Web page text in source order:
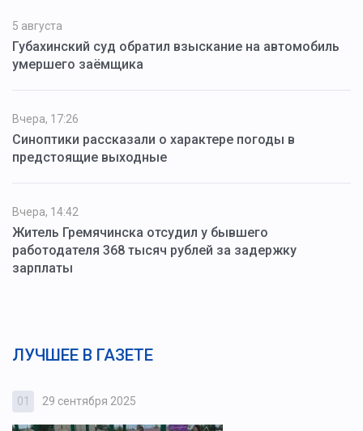
5 августа
Губахинский суд обратил взыскание на автомобиль
умершего заёмщика
Вчера, 17:26
Синоптики рассказали о характере погоды в
предстоящие выходные
Вчера, 14:42
Житель Гремячинска отсудил у бывшего
работодателя 368 тысяч рублей за задержку
зарплаты
ЛУЧШЕЕ В ГАЗЕТЕ
01 29 сентября 2025